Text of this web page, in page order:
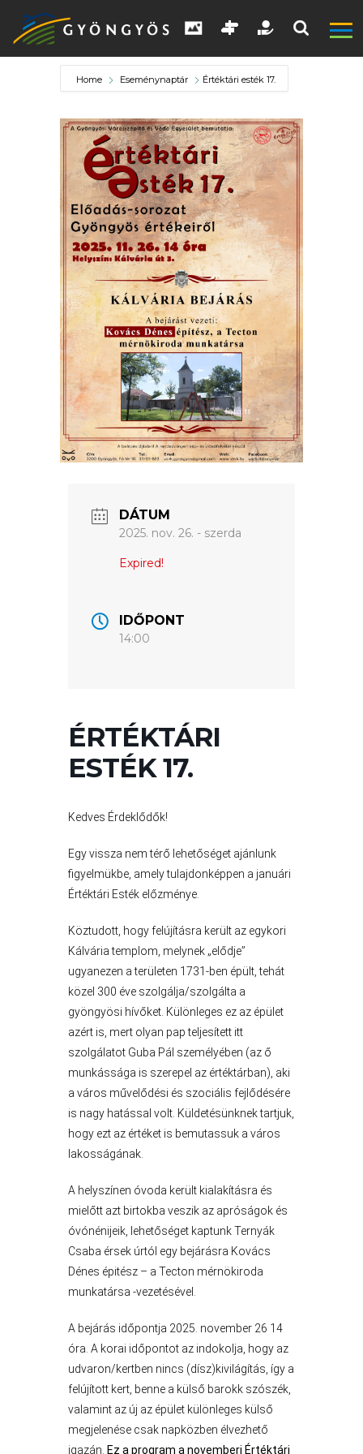
VÁROS
KIEMELT
LÁTVÁNYOSSÁGOK
GYÖNGYÖS
VÁROS
ÉRTÉKTÁRA
VÁROSUNKRÓL
INFORMÁCIÓK
VÁROS
RENDELETEK
ÉPÜLŐ
FEJLESZTÉSEK
KÖRNYEZETVÉDELEM
TELEPÜLÉSRENDEZÉS
STRATÉGIÁK
KONCEPCIÓK
BEJELENTŐ
Home Eseménynaptár Értéktári esték 17.
DÁTUM
2025. nov. 26. - szerda
Expired!
IDŐPONT
14:00
ÉRTÉKTÁRI
ESTÉK 17.
Kedves Érdeklődők!
Egy vissza nem térő lehetőséget ajánlunk
figyelmükbe, amely tulajdonképpen a januári
Értéktári Esték előzménye.
Köztudott, hogy felújításra került az egykori
Kálvária templom, melynek „elődje”
ugyanezen a területen 1731-ben épült, tehát
közel 300 éve szolgálja/szolgálta a
gyöngyösi hívőket. Különleges ez az épület
azért is, mert olyan pap teljesített itt
szolgálatot Guba Pál személyében (az ő
munkássága is szerepel az értéktárban), aki
a város művelődési és szociális fejlődésére
is nagy hatással volt. Küldetésünknek tartjuk,
hogy ezt az értéket is bemutassuk a város
lakosságának.
A helyszínen óvoda került kialakításra és
mielőtt azt birtokba veszik az apróságok és
óvónénijeik, lehetőséget kaptunk Ternyák
Csaba érsek úrtól egy bejárásra Kovács
Dénes épitész – a Tecton mérnökiroda
munkatársa -vezetésével.
A bejárás időpontja 2025. november 26 14
óra. A korai időpontot az indokolja, hogy az
udvaron/kertben nincs (dísz)kivilágítás, így a
felújított kert, benne a külső barokk szószék,
valamint az új az épület különleges külső
megjelenése csak napközben élvezhető
igazán. Ez a program a novemberi Értéktári